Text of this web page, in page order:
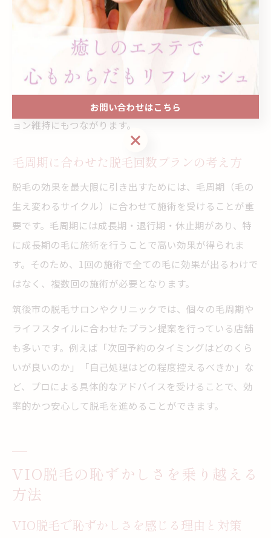
また、八女や筑後市では、都度払い制のサロンや、プラ
イベート空間で施術を受けられる店舗も増えています。
実際に「自宅から通いやすい」「仕事帰りに立ち寄れ
る」など、生活スタイルに合わせて無理なく継続できる
環境を選ぶことで、結果的に脱毛完了までのモチベーシ
ョン維持にもつながります。
毛周期に合わせた脱毛回数プランの考え方
脱毛の効果を最大限に引き出すためには、毛周期（毛の
生え変わるサイクル）に合わせて施術を受けることが重
要です。毛周期には成長期・退行期・休止期があり、特
に成長期の毛に施術を行うことで高い効果が得られま
す。そのため、1回の施術で全ての毛に効果が出るわけで
はなく、複数回の施術が必要となります。
筑後市の脱毛サロンやクリニックでは、個々の毛周期や
ライフスタイルに合わせたプラン提案を行っている店舗
も多いです。例えば「次回予約のタイミングはどのくら
いが良いのか」「自己処理はどの程度控えるべきか」な
ど、プロによる具体的なアドバイスを受けることで、効
率的かつ安心して脱毛を進めることができます。
VIO脱毛の恥ずかしさを乗り越える
方法
VIO脱毛で恥ずかしさを感じる理由と対策
お問い合わせはこちら
お問い合わせはこちら